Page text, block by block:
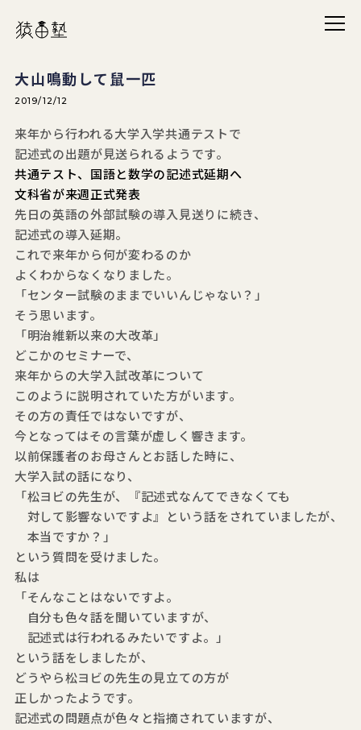
メニ
猿田塾
大山鳴動して鼠一匹
2019/12/12
来年から行われる大学入学共通テストで
記述式の出題が見送られるようです。
共通テスト、国語と数学の記述式延期へ
文科省が来週正式発表
先日の英語の外部試験の導入見送りに続き、
記述式の導入延期。
これで来年から何が変わるのか
よくわからなくなりました。
「センター試験のままでいいんじゃない？」
そう思います。
「明治維新以来の大改革」
どこかのセミナーで、
来年からの大学入試改革について
このように説明されていた方がいます。
その方の責任ではないですが、
今となってはその言葉が虚しく響きます。
以前保護者のお母さんとお話した時に、
大学入試の話になり、
「松ヨビの先生が、『記述式なんてできなくても
対して影響ないですよ』という話をされていましたが、
本当ですか？」
という質問を受けました。
私は
「そんなことはないですよ。
自分も色々話を聞いていますが、
記述式は行われるみたいですよ。」
という話をしましたが、
どうやら松ヨビの先生の見立ての方が
正しかったようです。
記述式の問題点が色々と指摘されていますが、